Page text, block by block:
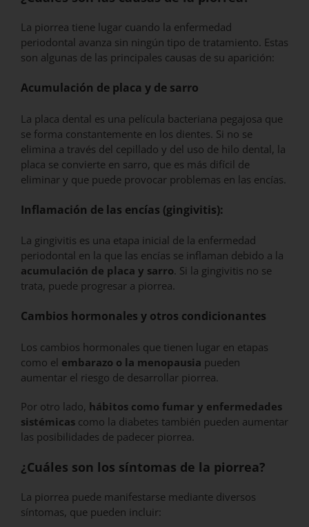
La piorrea tiene lugar cuando la enfermedad
periodontal avanza sin ningún tipo de tratamiento. Estas
son algunas de las principales causas de su aparición:
Acumulación de placa y de sarro
La placa dental es una película bacteriana pegajosa que
se forma constantemente en los dientes. Si no se
elimina a través del cepillado y del uso de hilo dental, la
placa se convierte en sarro, que es más difícil de
eliminar y que puede provocar problemas en las encías.
Inflamación de las encías (gingivitis):
La gingivitis es una etapa inicial de la enfermedad
periodontal en la que las encías se inflaman debido a la
acumulación de placa y sarro. Si la gingivitis no se
trata, puede progresar a piorrea.
Cambios hormonales y otros condicionantes
Los cambios hormonales que tienen lugar en etapas
como el embarazo o la menopausia pueden
aumentar el riesgo de desarrollar piorrea.
Por otro lado, hábitos como fumar y enfermedades
sistémicas como la diabetes también pueden aumentar
las posibilidades de padecer piorrea.
¿Cuáles son los síntomas de la piorrea?
La piorrea puede manifestarse mediante diversos
síntomas, que pueden incluir: